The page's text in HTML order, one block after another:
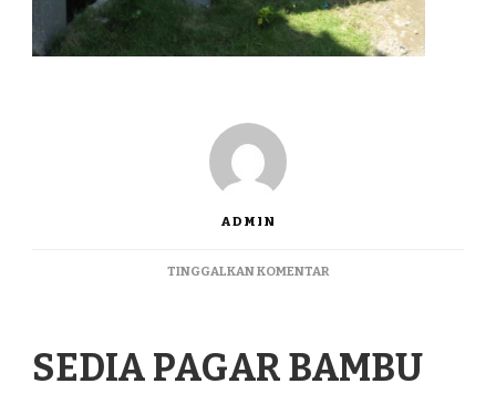
ADMIN
TINGGALKAN KOMENTARPADA
PANEL
TERMURAH
SEDIA PAGAR BAMBU